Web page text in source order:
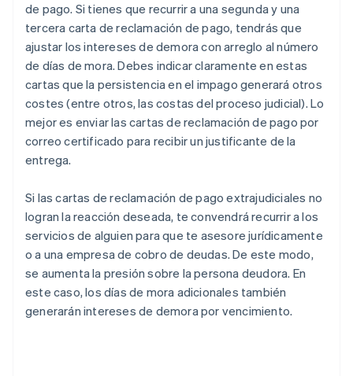
de pago. Si tienes que recurrir a una segunda y una
tercera carta de reclamación de pago, tendrás que
ajustar los intereses de demora con arreglo al número
de días de mora. Debes indicar claramente en estas
cartas que la persistencia en el impago generará otros
costes (entre otros, las costas del proceso judicial). Lo
mejor es enviar las cartas de reclamación de pago por
correo certificado para recibir un justificante de la
entrega.
Si las cartas de reclamación de pago extrajudiciales no
logran la reacción deseada, te convendrá recurrir a los
servicios de alguien para que te asesore jurídicamente
o a una empresa de cobro de deudas. De este modo,
se aumenta la presión sobre la persona deudora. En
este caso, los días de mora adicionales también
generarán intereses de demora por vencimiento.